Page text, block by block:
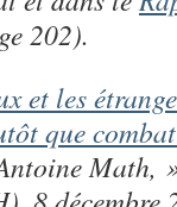
202).
et les
que
Math,